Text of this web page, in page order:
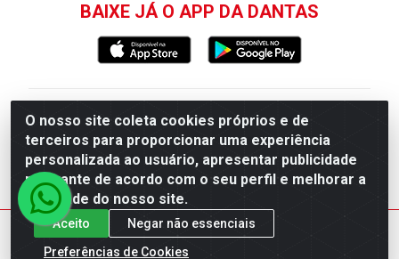
O nosso site coleta cookies próprios e de
terceiros para proporcionar uma experiência
personalizada ao usuário, apresentar publicidade
relevante de acordo com o seu perfil e melhorar a
qualidade do nosso site.
Aceito
Negar não essenciais
Preferências de Cookies
BAIXE JÁ O APP DA DANTAS
Dantas Distribuidora - Rua Sebastião Araújo,
404 - Centro, Esperança/PB - CEP 58.135-
000 - CNPJ 09.046.825/0001-11